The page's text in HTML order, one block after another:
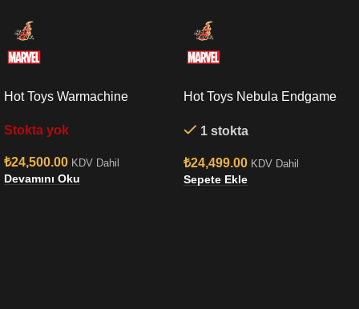
Hot Toys Warmachine
Stokta yok
₺24,500.00 KDV Dahil
Devamını Oku
Hot Toys Nebula Endgame
1 stokta
₺24,499.00 KDV Dahil
Sepete Ekle